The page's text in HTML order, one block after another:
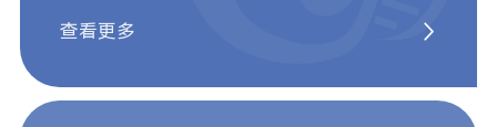
查看更多